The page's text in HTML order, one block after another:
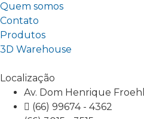
Quem somos
Contato
Produtos
3D Warehouse
Localização
Av. Dom Henrique
(66) 99674 - 4362